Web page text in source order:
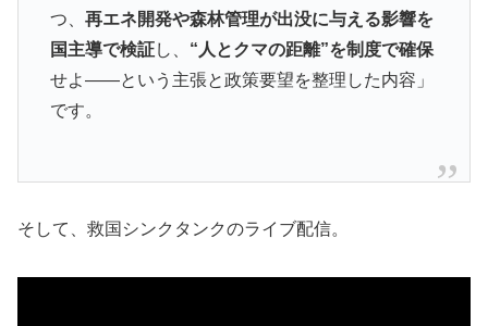
つ、 再エネ開発や森林管理が出没に与える影響を
国主導で検証し、 “人とクマの距離”を制度で確保
せよ――という主張と政策要望を整理した内容」
です。
そして、救国シンクタンクのライブ配信。